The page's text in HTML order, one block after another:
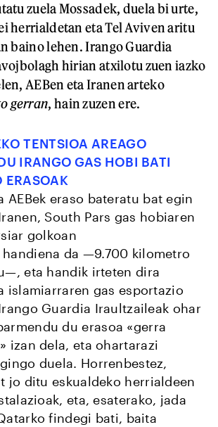
zuela Mossadek, duela bi urte,
herrialdetan eta Tel Aviven aritu
baino lehen. Irango Guardia
hirian atxilotu zuen iazko
AEBen eta Iranen arteko
gerran, hain zuzen ere.
TENTSIOA AREAGO
IRANGO GAS HOBI BATI
ERASOAK
AEBek eraso bateratu bat egin
South Pars gas hobiaren
golkoan
handiena da —9.700 kilometro
eta handik irteten dira
islamiarraren gas esportazio
Guardia Iraultzaileak ohar
du erasoa «gerra
izan dela, eta ohartarazi
duela. Horrenbestez,
jo ditu eskualdeko herrialdeen
eta, esaterako, jada
findegi bati, baita